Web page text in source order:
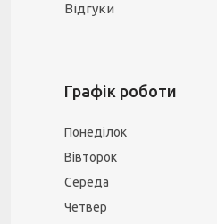
Відгуки
Графік роботи
Понеділок
Вівторок
Середа
Четвер